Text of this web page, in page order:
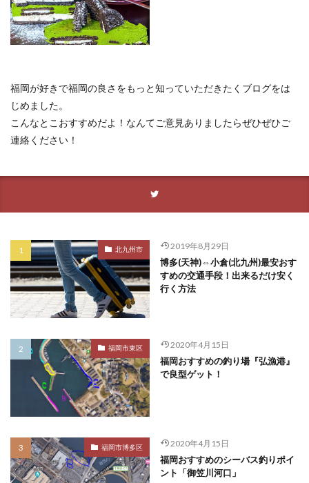
福岡が好きで福岡の良さをもっと知っていただきたくブログをは
じめました。
こんなとこおすすめだよ！なんてご意見ありましたらぜひぜひご
連絡ください！
北九州市 2019年8月29日
博多(天神)⇔小倉(北九州)最安おす
すめの交通手段！出来るだけ安く
行く方法
福岡市東区 2020年4月15日
福岡おすすめの釣り場『弘漁港』
で良型ゲット！
福岡市博多区 2020年4月15日
福岡おすすめのシーバス釣りポイ
ント「御笠川河口」